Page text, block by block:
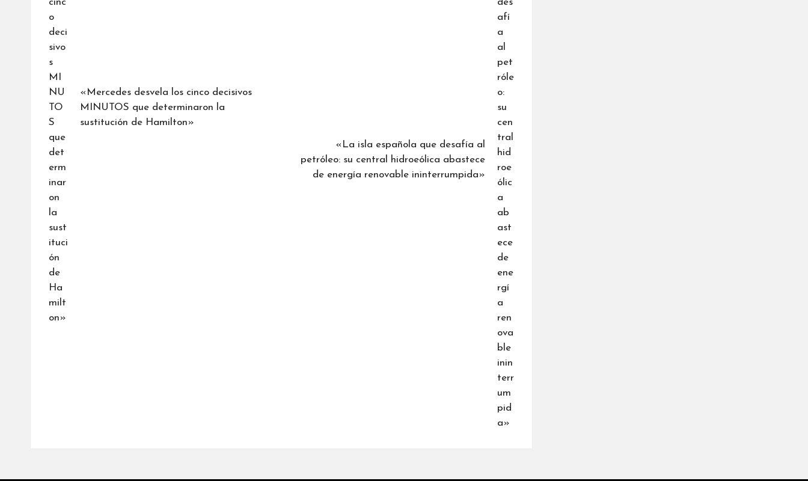
«Mercedes desvela los cinco decisivos
MINUTOS que determinaron la
sustitución de Hamilton»
«La isla española que desafía al
petróleo: su central hidroeólica abastece
de energía renovable ininterrumpida»